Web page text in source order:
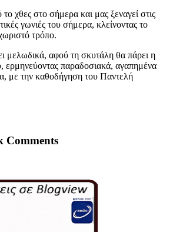
χθες στο σήμερα και μας ξεναγεί στις
γωνιές του σήμερα, κλείνοντας το
τρόπο.
μελωδικά, αφού τη σκυτάλη θα πάρει η
ερμηνεύοντας παραδοσιακά, αγαπημένα
με την καθοδήγηση του Παντελή
Comments